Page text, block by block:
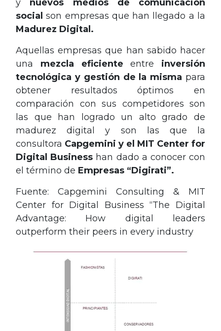
y nuevos medios de comunicación
social son empresas que han llegado a la
Madurez Digital.
Aquellas empresas que han sabido hacer
una mezcla eficiente entre inversión
tecnológica y gestión de la misma para
obtener resultados óptimos en
comparación con sus competidores son
las que han logrado un alto grado de
madurez digital y son las que la
consultora Capgemini y el MIT Center for
Digital Business han dado a conocer con
el término de Empresas “Digirati”.
Fuente: Capgemini Consulting & MIT
Center for Digital Business “The Digital
Advantage: How digital leaders
outperform their peers in every industry